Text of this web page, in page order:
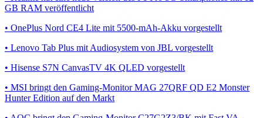
GB RAM veröffentlicht
• OnePlus Nord CE4 Lite mit 5500-mAh-Akku vorgestellt
• Lenovo Tab Plus mit Audiosystem von JBL vorgestellt
• Hisense S7N CanvasTV 4K QLED vorgestellt
• MSI bringt den Gaming-Monitor MAG 27QRF QD E2 Monster
Hunter Edition auf den Markt